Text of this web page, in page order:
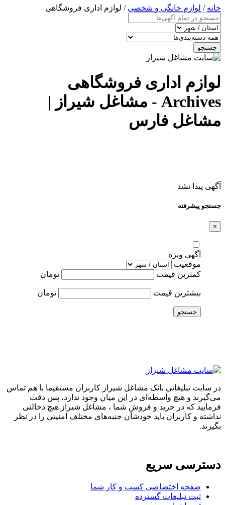
خانه / لوازم خانگی و شخصی / لوازم اداری فروشگاهی
جستجو
لوازم اداری فروشگاهی
Archives - مشاغل شیراز |
مشاغل فارس
آگهی پیدا نشد
جستجو پیشرفته
×
آگهی ویژه
موقعیت
کمترین قیمت
تومان
بیشترین قیمت تومان
جستجو
در سایت تبلیغاتی بانک مشاغل شیراز کاربران مستقیما با هم تماس
می‌گیرند و هیچ واسطه‌ای در این میان وجود ندارد، پس دقت
فرمایید که در خرید و فروشِ شما ، مشاغل شیراز هیچ دخالتی
نداشته و کاربران باید خودشان جنبه‌های مختلف امنیتی را در نظر
بگیرند.
دسترسی سریع
صفحه اختصاصی کسب و کار شما
ثبت تبلیغات گسترده